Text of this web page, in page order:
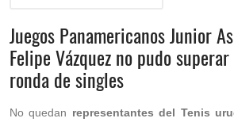
Juegos Panamericanos Junior
Felipe Vázquez no pudo
ronda de singles
No quedan representantes del Tenis